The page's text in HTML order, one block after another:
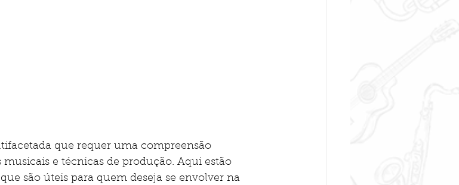
que requer uma compreensão
e técnicas de produção. Aqui estão
são úteis para quem deseja se envolver na